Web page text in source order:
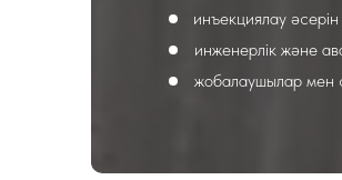
инъекциялау
инженерлік және
жобалаушылар мен